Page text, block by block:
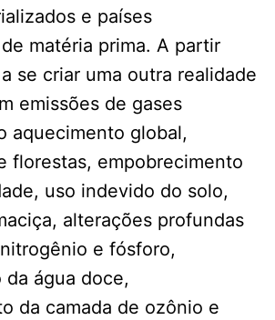
e países
matéria prima. A partir
se criar uma outra realidade
emissões de gases
aquecimento global,
florestas, empobrecimento
uso indevido do solo,
alterações profundas
e fósforo,
da água doce,
da camada de ozônio e